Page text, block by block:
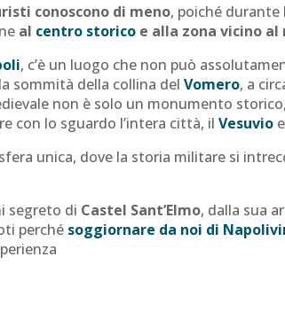
conoscono di meno, poiché durante
al centro storico e alla zona vicino al
, c’è un luogo che non può
sommità della collina delVomero, a
non è solo un monumento
con lo sguardo l’intera città, ilVesuvio
unica, dove la storia militare si
segreto di Castel Sant’Elmo, dalla sua
perché soggiornare da noi di